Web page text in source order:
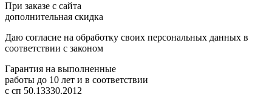
При заказе с сайта
дополнительная скидка
Даю согласие на обработку своих персональных данных в
соответствии с законом
Гарантия на выполненные
работы до 10 лет и в соответствии
с сп 50.13330.2012